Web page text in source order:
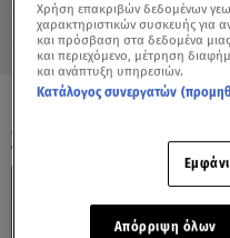
ΟΛΑ ΤΑ ΒΙΝΤΕΟ
Χρήση επακριβών δεδομένων
χαρακτηριστικών συσκευής για
και πρόσβαση στα δεδομένα
και περιεχόμενο, μέτρηση
και ανάπτυξη υπηρεσιών.
Κατάλογος συνεργατών
Απόρριψη όλων